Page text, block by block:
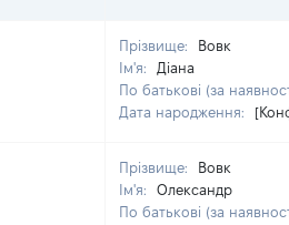
Прізвище:
Вовк
Ім'я:
Діана
По батькові (за
Дата народження:
Прізвище:
Вовк
Ім'я:
Олександр
По батькові (за